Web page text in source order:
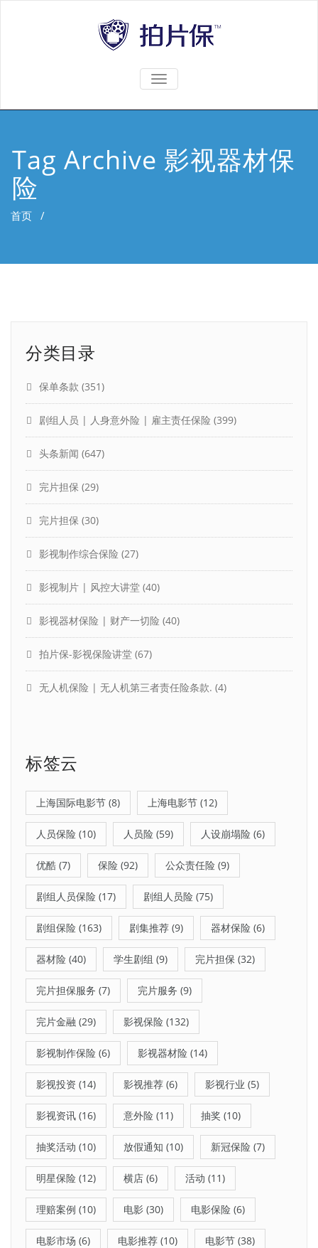
TOGGLE
Tag Archive 影视器材保
险
首页 /
分类目录
保单条款 (351)
剧组人员 | 人身意外险 | 雇主责任保险 (399)
头条新闻 (647)
完片担保 (29)
完片担保 (30)
影视制作综合保险 (27)
影视制片 | 风控大讲堂 (40)
影视器材保险 | 财产一切险 (40)
拍片保-影视保险讲堂 (67)
无人机保险 | 无人机第三者责任险条款. (4)
标签云
上海国际电影节 (8) 上海电影节 (12)
人员保险 (10) 人员险 (59) 人设崩塌险 (6)
优酷 (7) 保险 (92) 公众责任险 (9)
剧组人员保险 (17) 剧组人员险 (75)
剧组保险 (163) 剧集推荐 (9) 器材保险 (6)
器材险 (40) 学生剧组 (9) 完片担保 (32)
完片担保服务 (7) 完片服务 (9)
完片金融 (29) 影视保险 (132)
影视制作保险 (6) 影视器材险 (14)
影视投资 (14) 影视推荐 (6) 影视行业 (5)
影视资讯 (16) 意外险 (11) 抽奖 (10)
抽奖活动 (10) 放假通知 (10) 新冠保险 (7)
明星保险 (12) 横店 (6) 活动 (11)
理赔案例 (10) 电影 (30) 电影保险 (6)
电影市场 (6) 电影推荐 (10) 电影节 (38)